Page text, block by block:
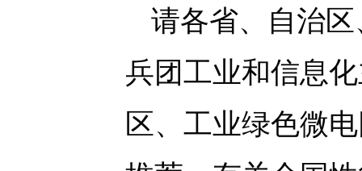
请各省、自治
兵团工业和信息
区、工业绿色微